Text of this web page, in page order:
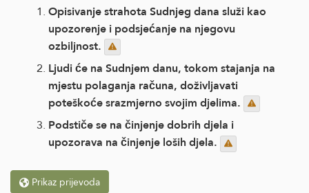
Opisivanje strahota Sudnjeg dana služi kao
upozorenje i podsjećanje na njegovu
ozbiljnost.
Ljudi će na Sudnjem danu, tokom stajanja na
mjestu polaganja računa, doživljavati
poteškoće srazmjerno svojim djelima.
Podstiče se na činjenje dobrih djela i
upozorava na činjenje loših djela.
Prikaz prijevoda